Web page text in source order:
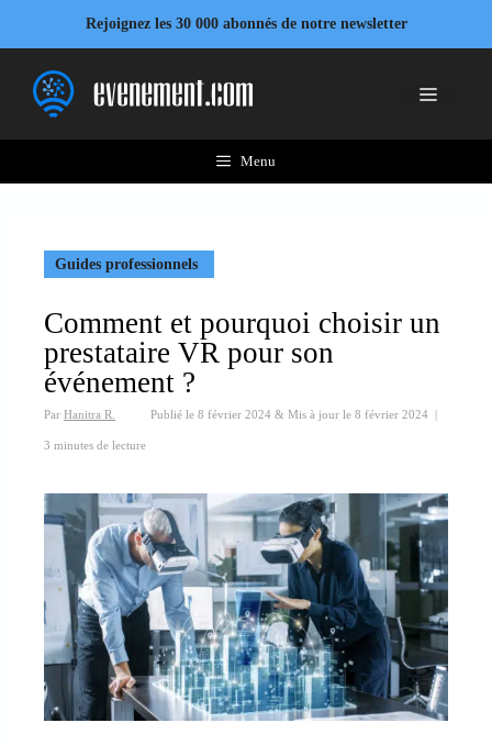
contenu
Rejoignez les 30 000 abonnés de notre newsletter
Menu
Menu
Guides professionnels
Comment et pourquoi choisir un
prestataire VR pour son
événement ?
Par Hanitra R. Publié le 8 février 2024 & Mis à jour le 8 février 2024 |
3 minutes de lecture